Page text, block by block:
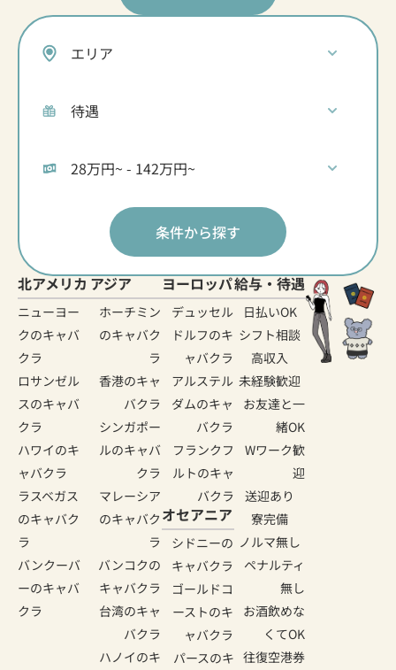
条件から探す
北アメリカ
ニューヨー
クのキャバ
クラ
ロサンゼル
スのキャバ
クラ
ハワイのキ
ャバクラ
ラスベガス
のキャバク
ラ
バンクーバ
ーのキャバ
クラ
アジア
ホーチミン
のキャバク
ラ
香港のキャ
バクラ
シンガポー
ルのキャバ
クラ
マレーシア
のキャバク
ラ
バンコクの
キャバクラ
台湾のキャ
バクラ
ハノイのキ
ヨーロッパ
デュッセル
ドルフのキ
ャバクラ
アルステル
ダムのキャ
バクラ
フランクフ
ルトのキャ
バクラ
オセアニア
シドニーの
キャバクラ
ゴールドコ
ーストのキ
ャバクラ
パースのキ
給与・待遇
日払いOK
シフト相談
高収入
未経験歓迎
お友達と一
緒OK
Wワーク歓
迎
送迎あり
寮完備
ノルマ無し
ペナルティ
無し
お酒飲めな
くてOK
往復空港券